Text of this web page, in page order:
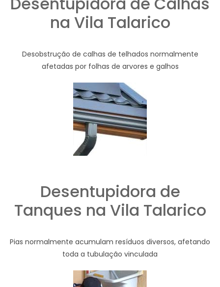
na Vila Talarico
Desobstrução de calhas de telhados normalmente
afetadas por folhas de arvores e galhos
Desentupidora de
Tanques na Vila Talarico
Pias normalmente acumulam resíduos diversos, afetando
toda a tubulação vinculada